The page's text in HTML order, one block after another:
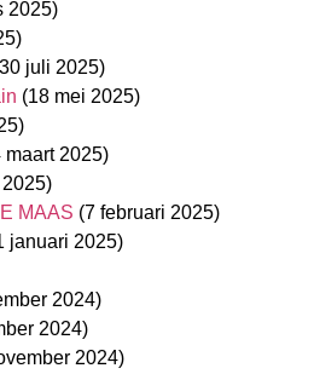
2025)
juli 2025)
(18 mei 2025)
maart 2025)
MAAS (7 februari 2025)
januari 2025)
2024)
2024)
2024)